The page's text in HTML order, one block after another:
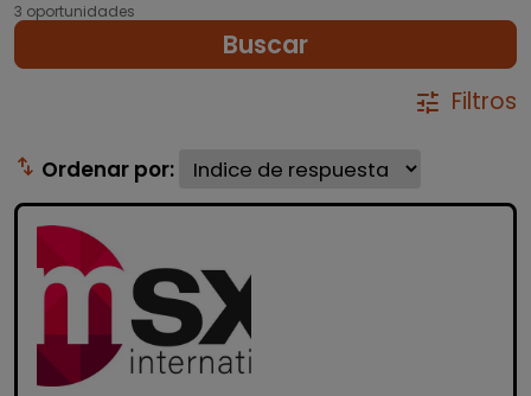
3 oportunidades
Buscar
tune Filtros
swap_vert Ordenar por: